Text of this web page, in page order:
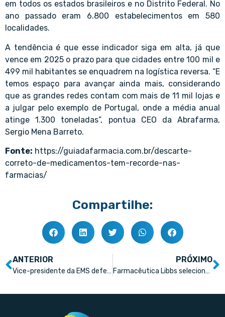
em todos os estados brasileiros e no Distrito Federal. No
ano passado eram 6.800 estabelecimentos em 580
localidades.
A tendência é que esse indicador siga em alta, já que
vence em 2025 o prazo para que cidades entre 100 mil e
499 mil habitantes se enquadrem na logística reversa. “E
temos espaço para avançar ainda mais, considerando
que as grandes redes contam com mais de 11 mil lojas e
a julgar pelo exemplo de Portugal, onde a média anual
atinge 1.300 toneladas”, pontua CEO da Abrafarma,
Sergio Mena Barreto.
Fonte: https://guiadafarmacia.com.br/descarte-
correto-de-medicamentos-tem-recorde-nas-
farmacias/
Compartilhe:
ANTERIOR
Vice-presidente da EMS defende inovação como caminho para ampliar o acesso a medicamentos
PRÓXIMO
Farmacêutica Libbs seleciona startups para seu programa de inovação aberta